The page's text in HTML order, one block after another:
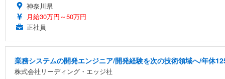
神奈川県
月給30万円～50万円
正社員
業務システムの開発エンジニア/開発経験を次の技術領域へ/年休
株式会社リーディング・エッジ社